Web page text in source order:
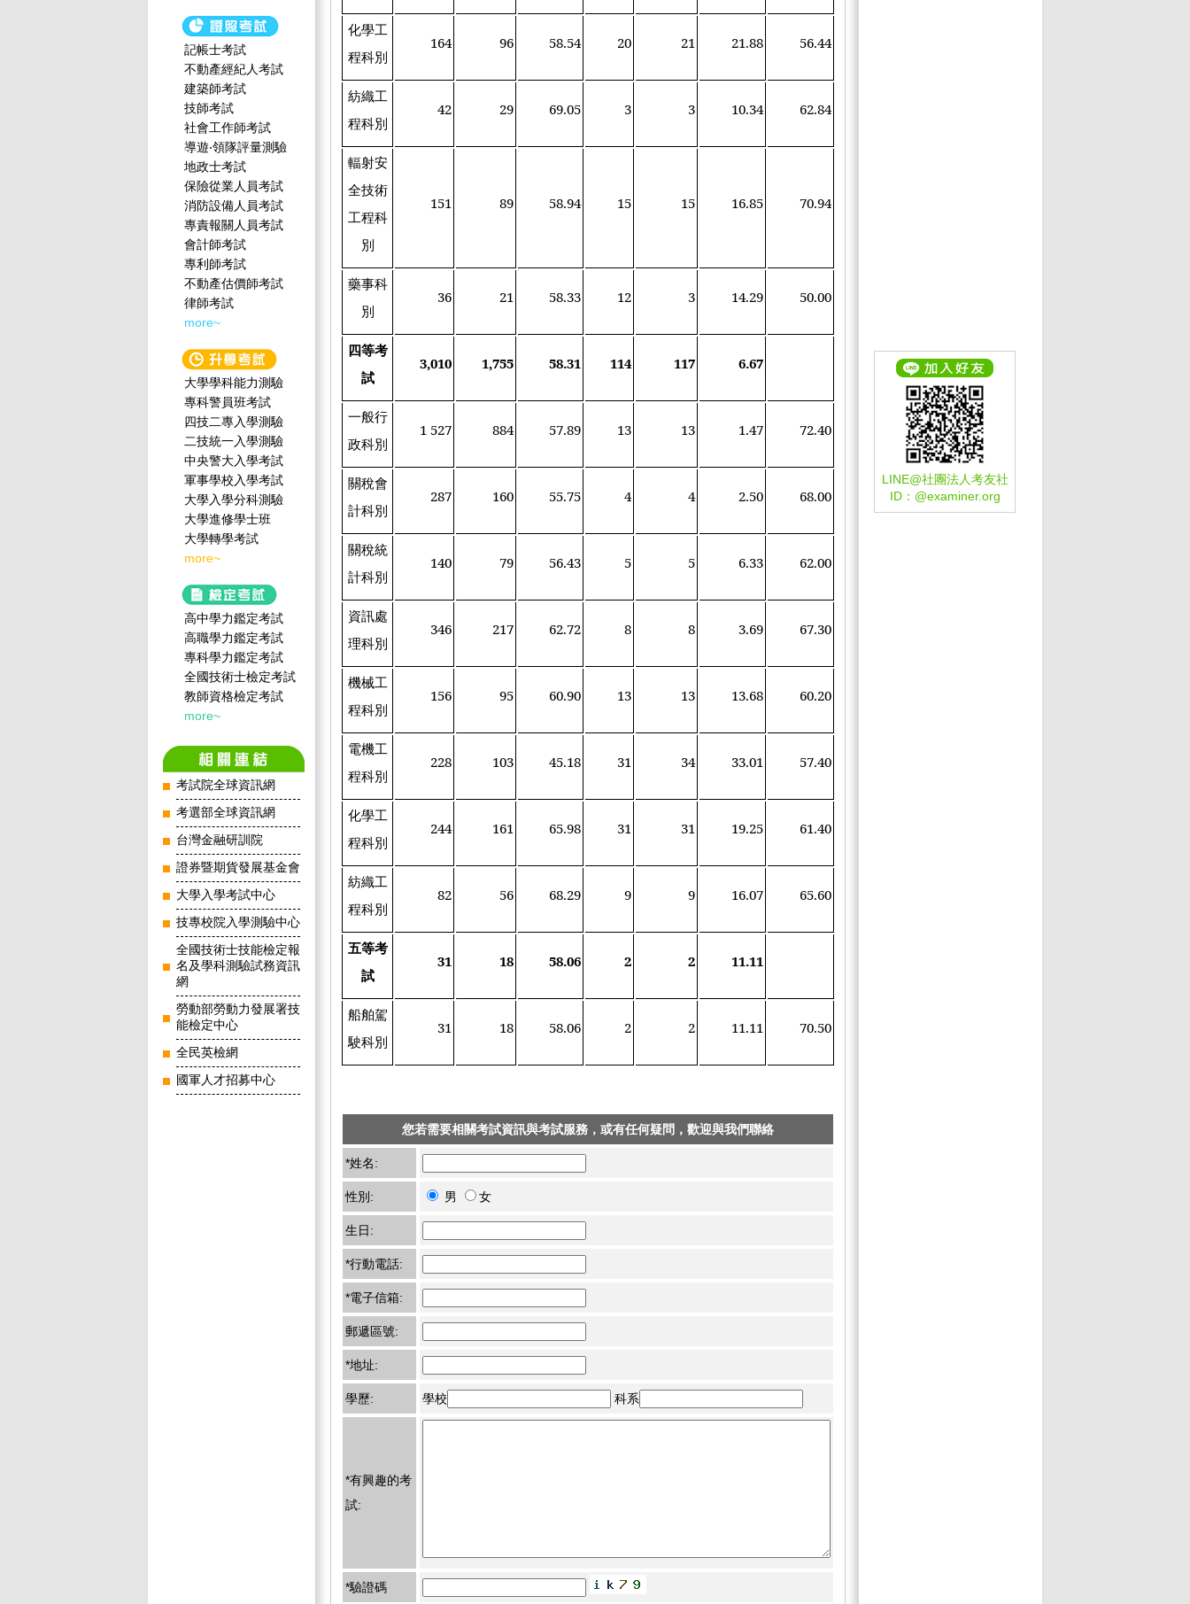
記帳士考試
不動產經紀人考試
建築師考試
技師考試
社會工作師‍考試
導遊‧領隊評量測驗
地政士考試
保險從業人員考試
消防設備人員考試
專責報關人員考試
會計師考試
專利師考試
不動產估價師考試
律師考試
more~
大學學科能力測驗
專科警員班考試
四技二專入學測驗
二技統一入學測驗
中央警大入學考試
軍事學校入學考試
大學入學分科測驗
大學進修學士班
大學轉學考試
more~
高中學力鑑定考試
高職學力鑑定考試
專科學力鑑定考試
全國技術士檢定考試
教師資格檢定考試
more~
考試院全球資訊網
考選部全球資訊網
台灣金融研訓院
證券暨期貨發展基金會
大學入學考試中心
技專校院入學測驗中心
全國技術士技能檢定報
名及學科測驗試務資訊
網
勞動部勞動力發展署技
能檢定中心
全民英檢網
國軍人才招募中心
化學工
程科別
164 96 58.54 20 21 21.88 56.44
紡織工
程科別
42 29 69.05 3 3 10.34 62.84
輻射安
全技術
工程科
別
151 89 58.94 15 15 16.85 70.94
藥事科
別
36 21 58.33 12 3 14.29 50.00
四等考
試
3,010 1,755 58.31 114 117 6.67
一般行
政科別
1 527 884 57.89 13 13 1.47 72.40
關稅會
計科別
287 160 55.75 4 4 2.50 68.00
關稅統
計科別
140 79 56.43 5 5 6.33 62.00
資訊處
理科別
346 217 62.72 8 8 3.69 67.30
機械工
程科別
156 95 60.90 13 13 13.68 60.20
電機工
程科別
228 103 45.18 31 34 33.01 57.40
化學工
程科別
244 161 65.98 31 31 19.25 61.40
紡織工
程科別
82 56 68.29 9 9 16.07 65.60
五等考
試
31 18 58.06 2 2 11.11
船舶駕
駛科別
31 18 58.06 2 2 11.11 70.50
您若需要相關考試資訊與考試服務，或有任何疑問，歡迎與我們聯絡
*姓名:
性別: 男 女
生日:
*行動電話:
*電子信箱:
郵遞區號:
*地址:
學歷: 學校 科系
*有興趣的考
試:
*驗證碼
LINE@社團法人考友社
ID： @examiner.org